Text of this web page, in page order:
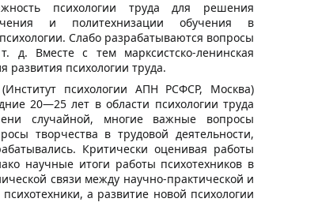
психологии труда для решения
и политехнизации обучения в
Слабо разрабатываются вопросы
д. Вместе с тем марксистско-ленинская
развития психологии труда.
психологии АПН РСФСР, Москва)
20—25 лет в области психологии труда
случайной, многие важные вопросы
творчества в трудовой деятельности,
Критически оценивая работы
научные итоги работы психотехников в
связи между научно-практической и
а развитие новой психологии